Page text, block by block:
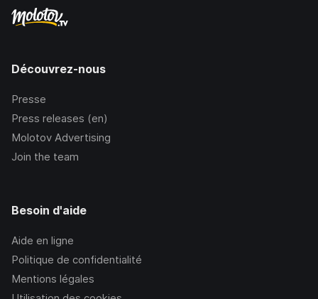
Découvrez-nous
Presse
Press releases (en)
Molotov Advertising
Join the team
Besoin d'aide
Aide en ligne
Politique de confidentialité
Mentions légales